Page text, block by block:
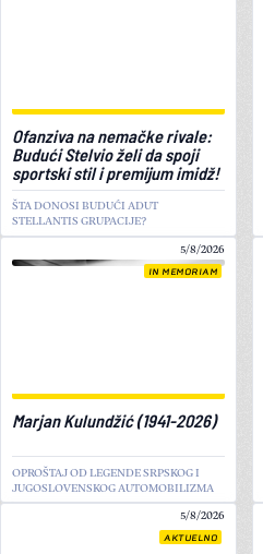
Ofanziva na nemačke rivale:
Budući Stelvio želi da spoji
sportski stil i premijum imidž!
ŠTA DONOSI BUDUĆI ADUT
STELLANTIS GRUPACIJE?
IN MEMORIAM
5/8/2026
Marjan Kulundžić (1941-2026)
OPROŠTAJ OD LEGENDE SRPSKOG I
JUGOSLOVENSKOG AUTOMOBILIZMA
AKTUELNO
5/8/2026